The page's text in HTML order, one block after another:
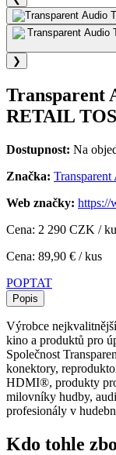
❯
Transparent
RETAIL
Dostupnost: Na
Značka:
Web značky: https://
Cena: 2 290 CZK /
Cena: 89,90 € / kus
POPTAT
Popis
Výrobce
kino a produktů pro
Společnost
konektory,
HDMI®, produkty pro
milovníky hudby,
profesionály v
Kdo tohle